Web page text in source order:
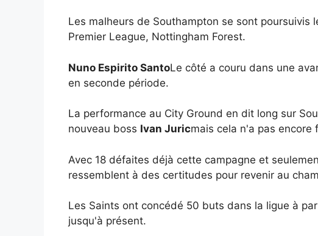
Les malheurs de Southampton se sont
Premier League, Nottingham Forest.
Nuno Espirito SantoLe côté a couru dans une
en seconde période.
La performance au City Ground en dit long sur
nouveau boss Ivan Juricmais cela n'a pas
Avec 18 défaites déjà cette campagne et
ressemblent à des certitudes pour revenir au
Les Saints ont concédé 50 buts dans la ligue à
jusqu'à présent.